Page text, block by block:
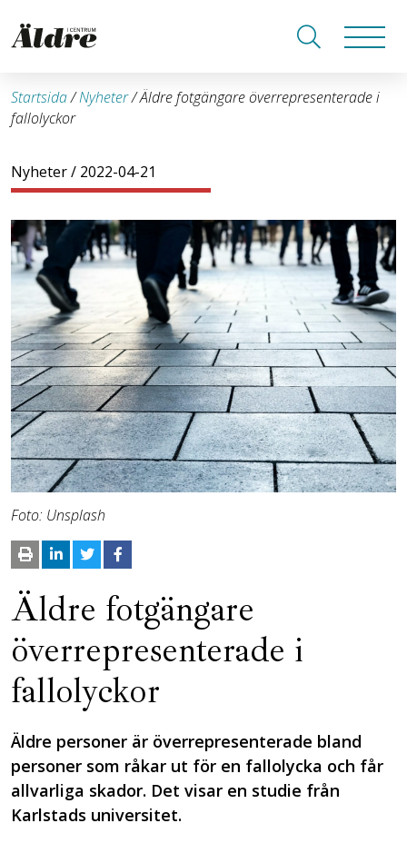
Startsida/Nyheter/Äldre fotgängare överrepresenterade i
fallolyckor
Nyheter/ 2022-04-21
Foto: Unsplash
Äldre fotgängare
överrepresenterade i
fallolyckor
Äldre personer är överrepresenterade bland
personer som råkar ut för en fallolycka och får
allvarliga skador. Det visar en studie från
Karlstads universitet.